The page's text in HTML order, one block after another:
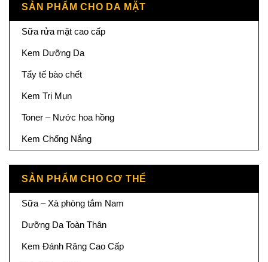
SẢN PHẨM CHO DA MẶT
Sữa rửa mặt cao cấp
Kem Dưỡng Da
Tẩy tế bào chết
Kem Trị Mụn
Toner – Nước hoa hồng
Kem Chống Nắng
SẢN PHẨM CHO CƠ THỂ
Sữa – Xà phòng tắm Nam
Dưỡng Da Toàn Thân
Kem Đánh Răng Cao Cấp